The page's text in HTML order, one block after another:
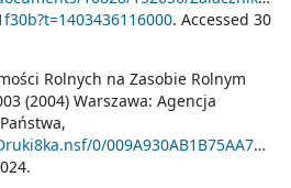
. Accessed 30
Rolnych na Zasobie Rolnym
(2004) Warszawa: Agencja
$file/1797.pdf